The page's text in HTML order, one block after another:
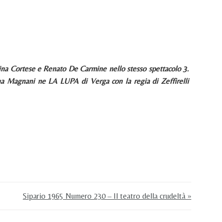
Cortese e Renato De Carmine nello stesso spettacolo 3.
Magnani ne LA LUPA di Verga con la regia di Zeffirelli
Sipario 1965 Numero 230 – Il teatro della crudeltà »